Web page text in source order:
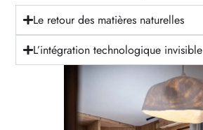
Le retour des matières naturelles
L’intégration technologique invisible